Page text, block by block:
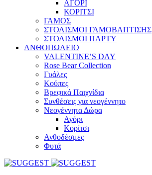
ΑΓΟΡΙ
ΚΟΡΙΤΣΙ
ΓΑΜΟΣ
ΣΤΟΛΙΣΜΟΙ ΓΑΜΟΒΑΠΤΙΣΗΣ
ΣΤΟΛΙΣΜΟΙ ΠΑΡΤΥ
ΑΝΘΟΠΩΛΕΙΟ
VALENTINE’S DAY
Rose Bear Collection
Γυάλες
Κούπες
Βρεφικά Παιχνίδια
Συνθέσεις για νεογέννητο
Νεογέννητα Δώρα
Αγόρι
Κορίτσι
Ανθοδέσμες
Φυτά